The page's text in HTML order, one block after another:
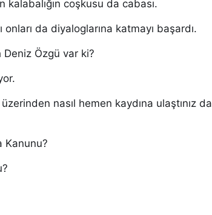
coşkusu da cabası.
da diyaloglarına katmayı başardı.
Özgü var ki?
nasıl hemen kaydına ulaştınız da
Kanunu?